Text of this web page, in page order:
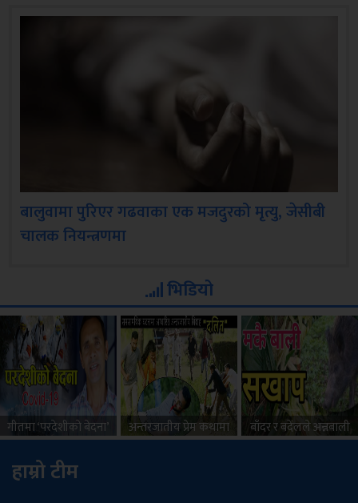
बालुवामा पुरिएर गढवाका एक मजदुरको मृत्यु, जेसीबी
चालक नियन्त्रणमा
भिडियो
गीतमा ‘परदेशीकाे बेदना’
बोकेर आए हेमन्त (भिडियो)
अन्तरजातीय प्रेम कथामा
आधारित भिडियो सार्वजनिक
बाँदर र बदेंलले अन्नबाली
सखाप (भिडियो सहित)
हाम्रो टीम